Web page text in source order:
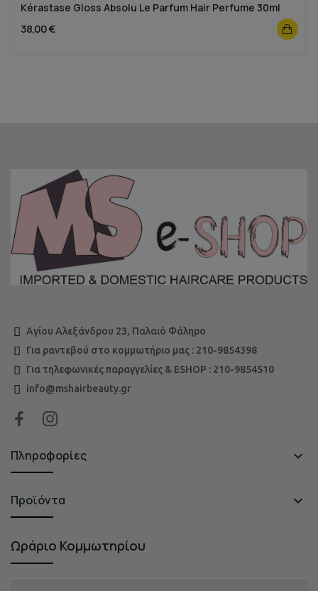
Kérastase Gloss Absolu Le Parfum Hair Perfume 30ml
38,00 €
Αγίου Αλεξάνδρου 23, Παλαιό Φάληρο
Για ραντεβού στο κομμωτήριο μας : 210-9854398
Για τηλεφωνικές παραγγελίες & ESHOP : 210-9854510
info@mshairbeauty.gr
Πληροφορίες 
Προϊόντα 
Ωράριο Κομμωτηρίου